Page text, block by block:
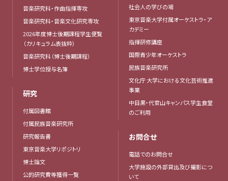
音楽研究科・作曲指揮専攻
音楽研究科・音楽文化研究専攻
2026年度博士後期課程学生便覧
（カリキュラム表抜粋）
音楽研究科（博士後期課程）
博士学位授与名簿
研究
付属図書館
付属民族音楽研究所
研究報告書
東京音楽大学リポジトリ
博士論文
公的研究費等獲得一覧
社会人の学びの場
東京音楽大学付属オーケストラ・ア
カデミー
指揮研修講座
国際青少年オーケストラ
民族音楽研究所
文化庁 大学における文化芸術推進
事業
中目黒・代官山キャンパス学生食堂
のご利用
お問合せ
電話でのお問合せ
大学施設の外部貸出及び撮影につ
いて